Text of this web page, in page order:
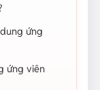
ứng
ứng viên